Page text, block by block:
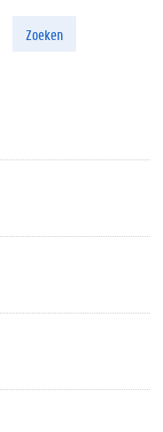
Zoeken